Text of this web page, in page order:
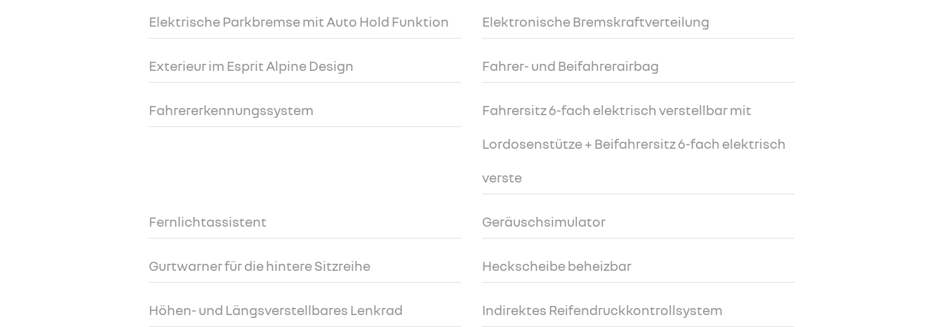
Elektrische Parkbremse mit Auto Hold Funktion Elektronische Bremskraftverteilung
Exterieur im Esprit Alpine Design Fahrer- und Beifahrerairbag
Fahrererkennungssystem Fahrersitz 6-fach elektrisch verstellbar mit
Lordosenstütze + Beifahrersitz 6-fach elektrisch
verste
Fernlichtassistent Geräuschsimulator
Gurtwarner für die hintere Sitzreihe Heckscheibe beheizbar
Höhen- und Längsverstellbares Lenkrad Indirektes Reifendruckkontrollsystem